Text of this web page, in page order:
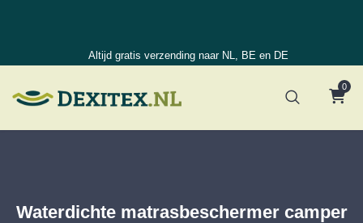
Altijd gratis verzending naar NL, BE en DE
0
Waterdichte matrasbeschermer camper